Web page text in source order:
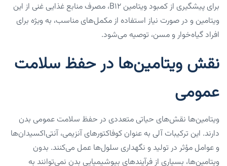
برای پیشگیری از کمبود ویتامین B12، مصرف منابع غذایی غنی از این
ویتامین و در صورت نیاز استفاده از مکمل‌های مناسب، به ویژه برای
افراد گیاه‌خوار و مسن، توصیه می‌شود.
نقش ویتامین‌ها در حفظ سلامت
عمومی
ویتامین‌ها نقش‌های حیاتی متعددی در حفظ سلامت عمومی بدن
دارند. این ترکیبات آلی به عنوان کوفاکتورهای آنزیمی، آنتی‌اکسیدان‌ها
و عوامل مؤثر در تولید و نگهداری سلول‌ها عمل می‌کنند. بدون
ویتامین‌ها، بسیاری از فرآیندهای بیوشیمیایی بدن نمی‌توانند به